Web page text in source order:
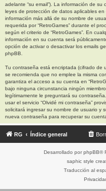
adelante “su email”). La información de su
leyes de protección de datos aplicables
información más allá de su nombre de
requerida por “RetroGames” durante el
según el criterio de “RetroGames”. En
información en su cuenta será
opción de activar o desactivar los emails
phpBB.
Tu contraseña está encriptada (cifrado de
se recomienda que no emplee la misma
garantiza el acceso a su cuenta en
bajo ninguna circunstancia ningún
legítimamente le preguntará su
usar el servicio “Olvidé mi contraseña”
solicitará ingresar su nombre de usuario y
nueva contraseña para recuperar su
RG Índice general
Desarrollado por phpBB®
saphic style
Traducción al